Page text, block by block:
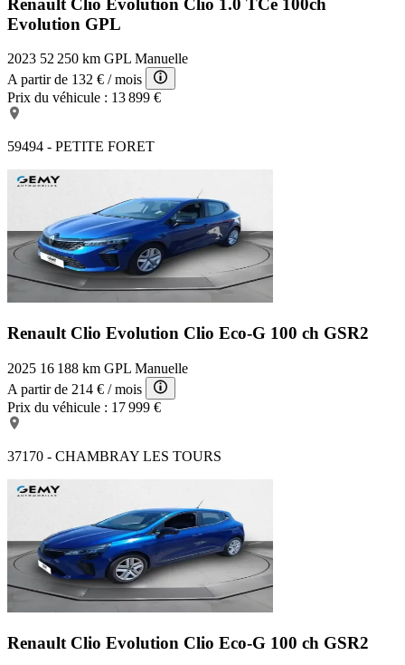
Renault Clio Evolution Clio 1.0 TCe 100ch
Evolution GPL
2023 52 250 km GPL Manuelle
A partir de 132 € / mois
Prix du véhicule : 13 899 €
59494 - PETITE FORET
Renault Clio Evolution Clio Eco-G 100 ch GSR2
2025 16 188 km GPL Manuelle
A partir de 214 € / mois
Prix du véhicule : 17 999 €
37170 - CHAMBRAY LES TOURS
Renault Clio Evolution Clio Eco-G 100 ch GSR2